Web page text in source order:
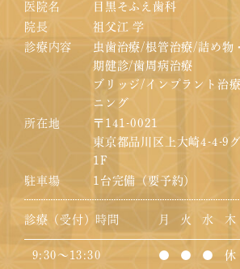
医院名
目黒そふえ歯科
院長
祖父江 学
診療内容
虫歯治療/根管治療/詰め物
期健診/歯周病治療
ブリッジ/インプラント治
ニング
所在地
〒141-0021
東京都品川区上大崎4-4-9
1F
駐車場
1台完備（要予約）
診療（受付）時間 月 火 水 木
9:30～13:30 ● ● ● 休